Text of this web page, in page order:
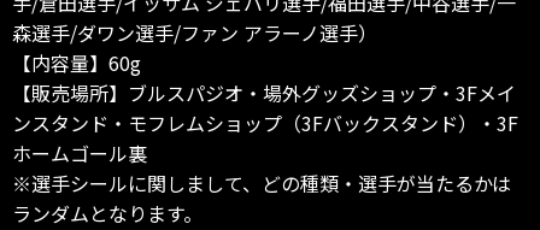
森選手/ダワン選手/ファン アラーノ選手）
【内容量】60g
【販売場所】ブルスパジオ・場外グッズショップ・3Fメイ
ンスタンド・モフレムショップ（3Fバックスタンド）・3F
ホームゴール裏
※選手シールに関しまして、どの種類・選手が当たるかは
ランダムとなります。